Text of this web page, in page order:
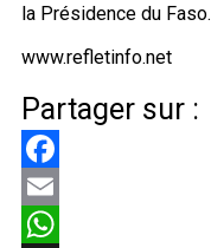
la Présidence du Faso.
www.refletinfo.net
Partager sur :
Facebook
Email